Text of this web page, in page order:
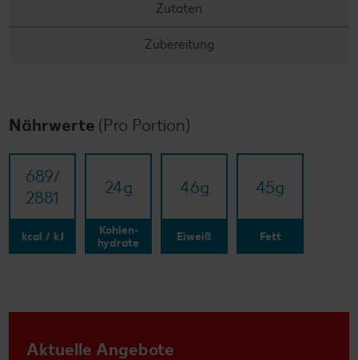
Zutaten
Zubereitung
Nährwerte (Pro Portion)
689/​
2881
kcal / kJ
24g
Kohlen-
hydrate
46g
Eiweiß
45g
Fett
Aktuelle Angebote